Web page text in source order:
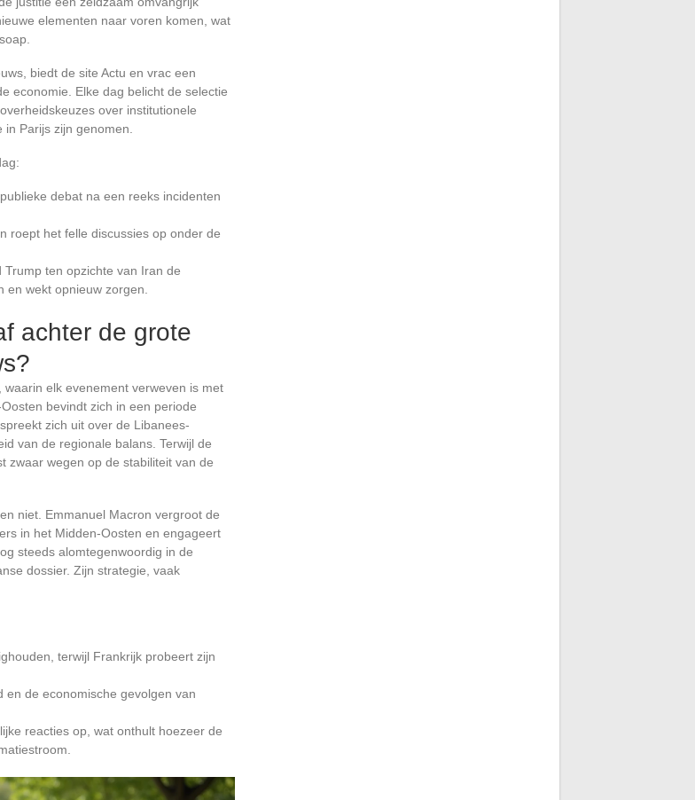
elementen naar voren komen, wat
biedt de site Actu en vrac een
economie. Elke dag belicht de selectie
over institutionele
Parijs zijn genomen.
debat na een reeks incidenten
roept het felle discussies op onder de
ten opzichte van Iran de
wekt opnieuw zorgen.
achter de grote
elk evenement verweven is met
bevindt zich in een periode
zich uit over de Libanees-
van de regionale balans. Terwijl de
zwaar wegen op de stabiliteit van de
niet. Emmanuel Macron vergroot de
in het Midden-Oosten en engageert
steeds alomtegenwoordig in de
dossier. Zijn strategie, vaak
terwijl Frankrijk probeert zijn
en de economische gevolgen van
reacties op, wat onthult hoezeer de